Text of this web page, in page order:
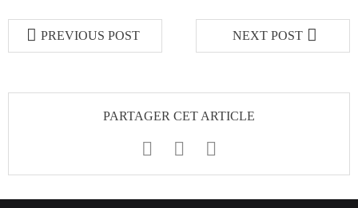
PREVIOUS POST NEXT POST
PARTAGER CET ARTICLE